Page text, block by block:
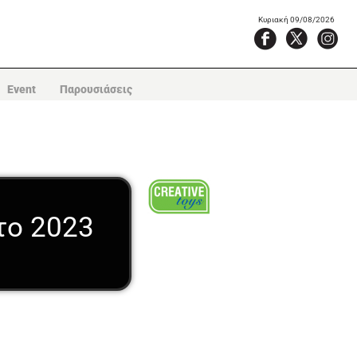
Κυριακή 09/08/2026
Event Παρουσιάσεις
2023